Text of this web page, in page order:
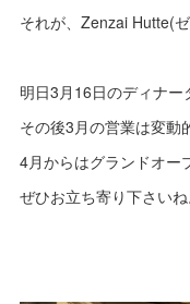
それが、Zenzai Hutte(
明日3月16日のディナー
その後3月の営業は変動
4月からはグランドオー
ぜひお立ち寄り下さいね